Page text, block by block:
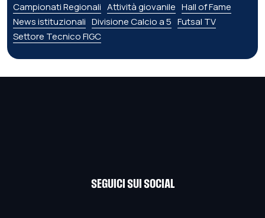
Campionati Regionali Attività giovanile Hall of Fame
News istituzionali Divisione Calcio a 5 Futsal TV
Settore Tecnico FIGC
SEGUICI SUI SOCIAL